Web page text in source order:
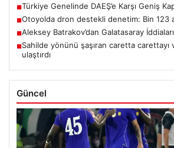
■Türkiye Genelinde DAEŞ’e Karşı Geniş
■Otoyolda dron destekli denetim: Bin 123
■Aleksey Batrakov’dan Galatasaray
■Sahilde yönünü şaşıran caretta carettayı
ulaştırdı
Güncel